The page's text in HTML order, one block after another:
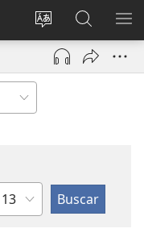
Cambiar
idioma
del sitio
Iniciar
sesión
(abre
nueva
en
jw.org
Capítulo